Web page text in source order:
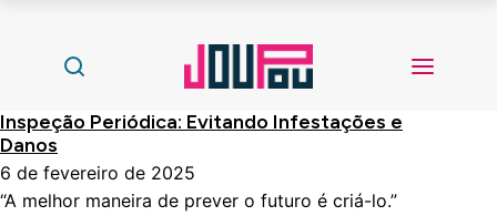
Inspeção Periódica: Evitando Infestações e
Danos
6 de fevereiro de 2025
“A melhor maneira de prever o futuro é criá-lo.”